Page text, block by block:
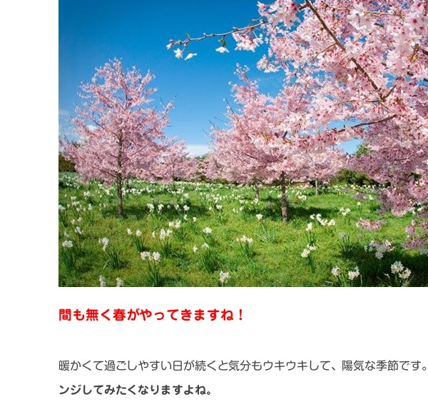
間も無く春がやってきますね！
暖かくて過ごしやすい日が続くと気分もウキウキして、陽気な季節です。
ンジしてみたくなりますよね。